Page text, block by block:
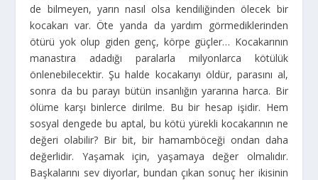
de bilmeyen, yarın nasıl olsa kendiliğinden ölecek bir
kocakarı var. Öte yanda da yardım görmediklerinden
ötürü yok olup giden genç, körpe güçler… Kocakarının
manastıra adadığı paralarla milyonlarca kötülük
önlenebilecektir. Şu halde kocakarıyı öldür, parasını al,
sonra da bu parayı bütün insanlığın yararına harca. Bir
ölüme karşı binlerce dirilme. Bu bir hesap işidir. Hem
sosyal dengede bu aptal, bu kötü yürekli kocakarının ne
değeri olabilir? Bir bit, bir hamamböceği ondan daha
değerlidir. Yaşamak için, yaşamaya değer olmalıdır.
Başkalarını sev diyorlar, bundan çıkan sonuç her ikisinin